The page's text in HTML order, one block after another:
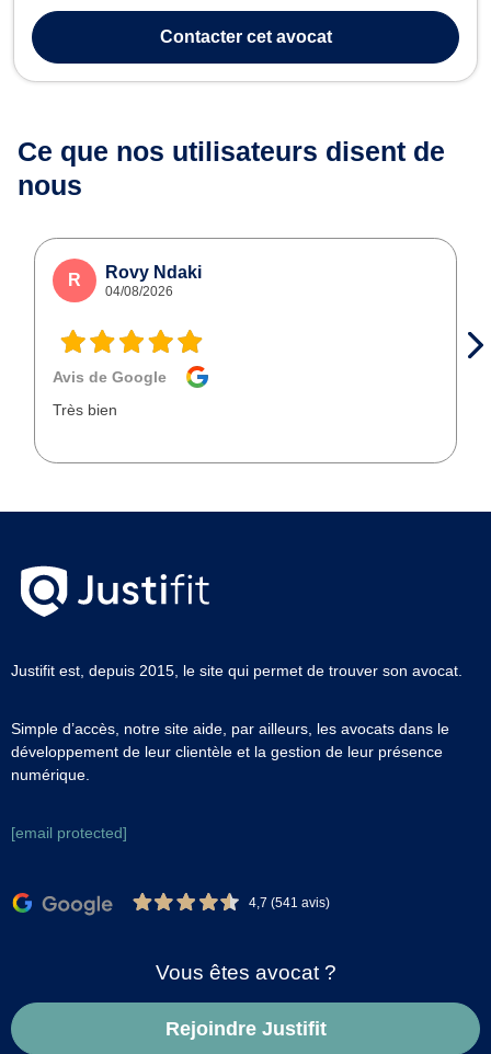
commercial, des affaires et de la concurrence si vous êtes engagé
dans une procédur... Contactercet avocat
Ce que nos utilisateurs disent de
nous
R Rovy Ndaki
04/08/2026
Avis de Google
Très bien
Justifit est, depuis 2015, le site qui permet de trouver son avocat.
Simple d’accès, notre site aide, par ailleurs, les avocats dans le
développement de leur clientèle et la gestion de leur présence
numérique.
[email protected]
4,7 (541 avis)
Vous êtes avocat ?
Rejoindre Justifit